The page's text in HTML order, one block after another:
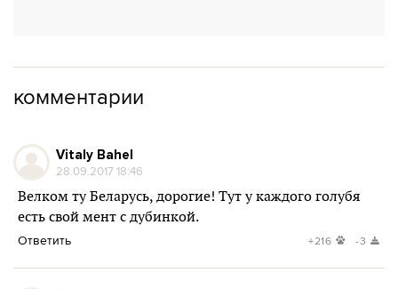
комментарии
Vitaly Bahel
28.09.2017 18:46
Велком ту Беларусь, дорогие! Тут у каждого голубя
есть свой мент с дубинкой.
Ответить +216 -3